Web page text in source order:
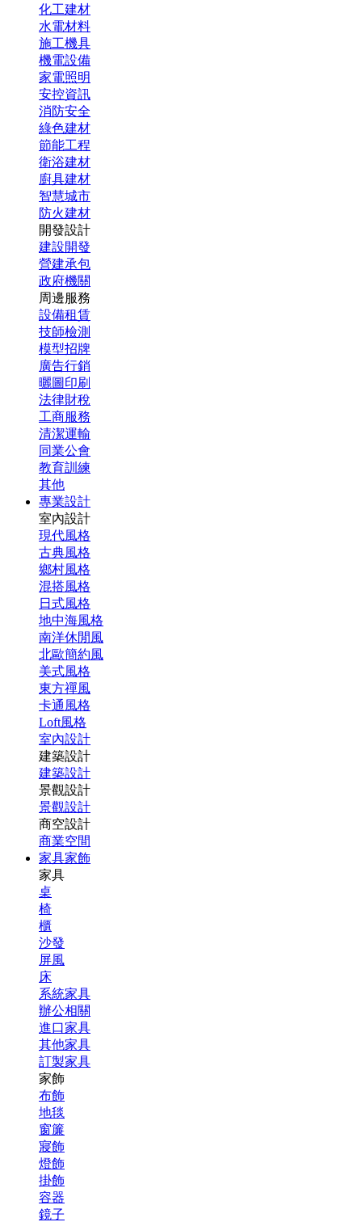
化工建材
水電材料
施工機具
機電設備
家電照明
安控資訊
消防安全
綠色建材
節能工程
衛浴建材
廚具建材
智慧城市
防火建材
開發設計
建設開發
營建承包
政府機關
周邊服務
設備租賃
技師檢測
模型招牌
廣告行銷
曬圖印刷
法律財稅
工商服務
清潔運輸
同業公會
教育訓練
其他
專業設計
室內設計
現代風格
古典風格
鄉村風格
混搭風格
日式風格
地中海風格
南洋休閒風
北歐簡約風
美式風格
東方禪風
卡通風格
Loft風格
室內設計
建築設計
建築設計
景觀設計
景觀設計
商空設計
商業空間
家具家飾
家具
桌
椅
櫃
沙發
屏風
床
系統家具
辦公相關
進口家具
其他家具
訂製家具
家飾
布飾
地毯
窗簾
寢飾
燈飾
掛飾
容器
鏡子